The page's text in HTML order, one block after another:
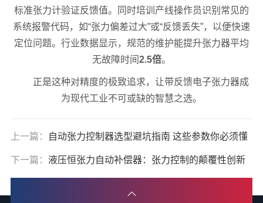
标准张力计验证反馈值。同时培训产线操作员识别常见的
系统报警代码，如“张力偏差过大”或“反馈丢失”，以便快速
定位问题。行业数据显示，规范的维护能提升张力器平均
无故障时间 2.5倍。
正是这种对精度的极致追求，让带反馈电子张力器成
为现代工业不可或缺的智慧之选。
上一篇： 自动张力控制器选型避坑指南 这些参数你必须懂
下一篇： 液压恒张力自动补偿器：张力控制的颠覆性创新